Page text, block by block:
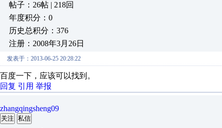
帖子：26帖 | 218回
年度积分：0
历史总积分：376
注册：2008年3月26日
发表于：2013-06-25 20:28:22
百度一下，应该可以找到。
回复 引用 举报
zhangqingsheng09
关注 私信